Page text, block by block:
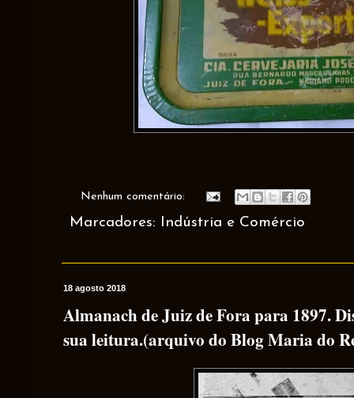
Nenhum comentário:
Marcadores: Indústria e Comércio
18 agosto 2018
Almanach de Juiz de Fora para 1897.
sua leitura.(arquivo do Blog Maria do